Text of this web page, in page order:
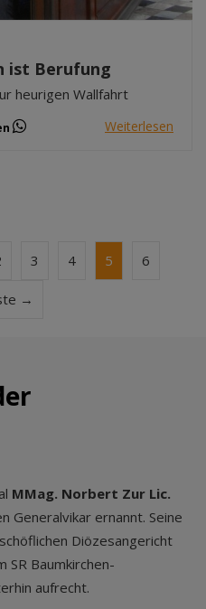
ist Berufung
heurigen Wallfahrt
Weiterlesen
3 4 5 6
→
MMag. Norbert Zur Lic.
Generalvikar ernannt. Seine
Diözesangericht
SR Baumkirchen-
aufrecht.